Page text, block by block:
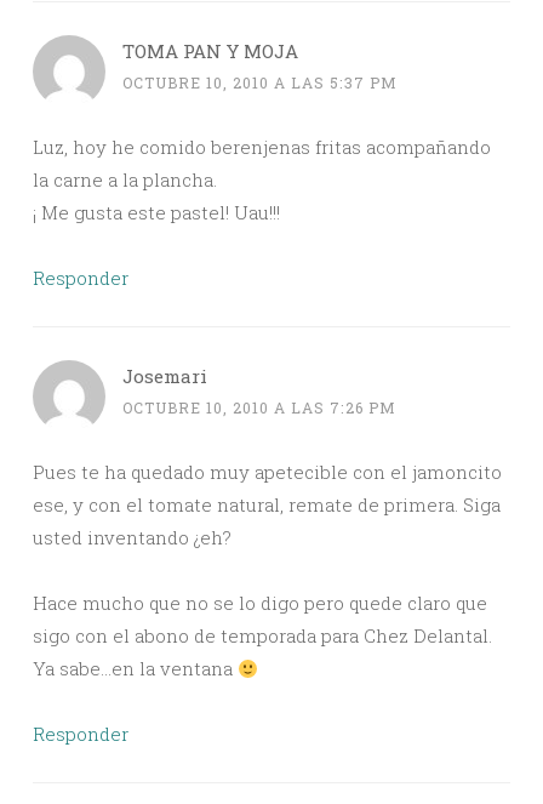
TOMA PAN Y MOJA
OCTUBRE 10, 2010 A LAS 5:37 PM
Luz, hoy he comido berenjenas fritas acompañando
la carne a la plancha.
¡ Me gusta este pastel! Uau!!!
Responder
Josemari
OCTUBRE 10, 2010 A LAS 7:26 PM
Pues te ha quedado muy apetecible con el jamoncito
ese, y con el tomate natural, remate de primera. Siga
usted inventando ¿eh?
Hace mucho que no se lo digo pero quede claro que
sigo con el abono de temporada para Chez Delantal.
Ya sabe…en la ventana
Responder